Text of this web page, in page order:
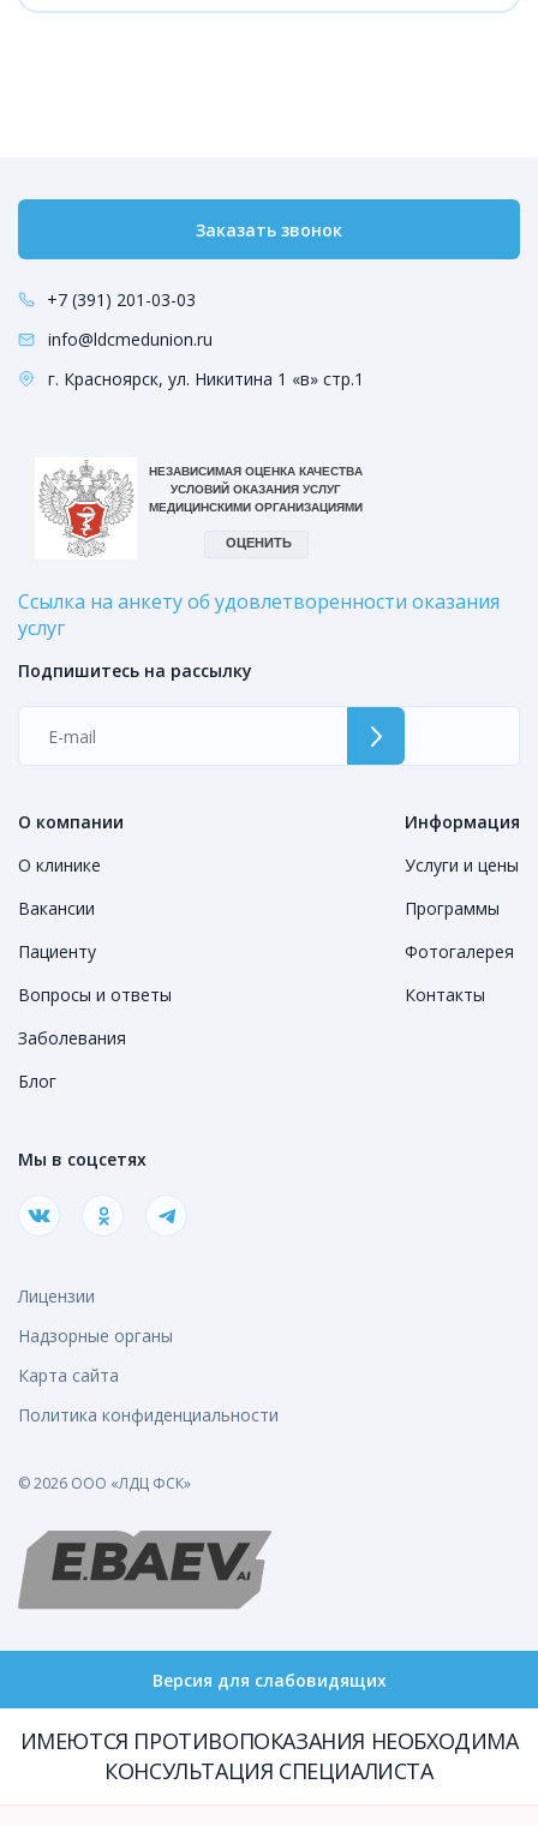
Заказать звонок
+7 (391) 201-03-03
info@ldcmedunion.ru
г. Красноярск, ул. Никитина 1 «в» стр.1
Ссылка на анкету об удовлетворенности оказания
услуг
О компании
О клинике
Вакансии
Пациенту
Вопросы и ответы
Заболевания
Блог
Информация
Услуги и цены
Программы
Фотогалерея
Контакты
Подпишитесь на рассылку
Мы в соцсетях
Лицензии
Надзорные органы
Карта сайта
Политика конфиденциальности
© 2026 ООО «ЛДЦ ФСК»
Версия для слабовидящих
ИМЕЮТСЯ ПРОТИВОПОКАЗАНИЯ НЕОБХОДИМА
КОНСУЛЬТАЦИЯ СПЕЦИАЛИСТА